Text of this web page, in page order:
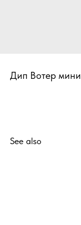
Дип Вотер мини
See also